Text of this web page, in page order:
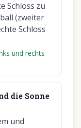
Schloss zu
(zweiter
Schloss
und rechts
die Sonne
und